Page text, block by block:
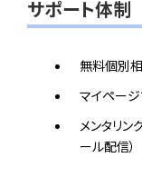
サポート体制
無料個別
マイペー
メンタリ
ール配信）